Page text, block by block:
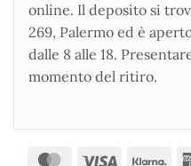
online. Il deposito si
269, Palermo ed è
dalle 8 alle 18.
momento del ritiro.